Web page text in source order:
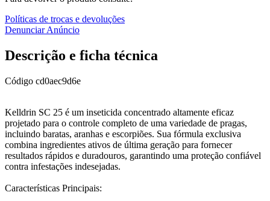
Políticas de trocas e devoluções
Denunciar Anúncio
Descrição e ficha técnica
Código cd0aec9d6e
Kelldrin SC 25 é um inseticida concentrado altamente eficaz
projetado para o controle completo de uma variedade de pragas,
incluindo baratas, aranhas e escorpiões. Sua fórmula exclusiva
combina ingredientes ativos de última geração para fornecer
resultados rápidos e duradouros, garantindo uma proteção confiável
contra infestações indesejadas.
Características Principais: